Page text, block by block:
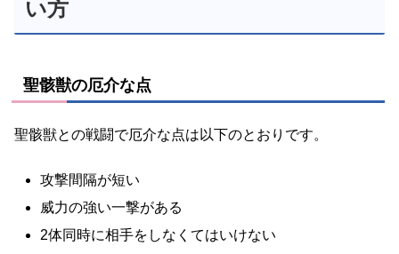
い方
聖骸獣の厄介な点
聖骸獣との戦闘で厄介な点は以下のとおりです。
攻撃間隔が短い
威力の強い一撃がある
2体同時に相手をしなくてはいけない